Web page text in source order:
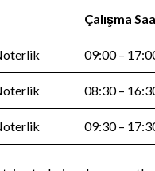
Çalışma
09:00 –
08:30 –
09:30 –